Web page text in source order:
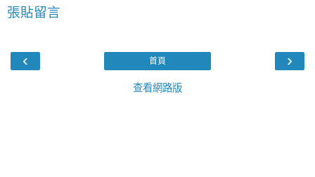
張貼留言
‹ ›
首頁
查看網路版